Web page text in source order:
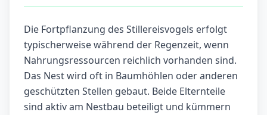
Die Fortpflanzung des Stillereisvogels erfolgt
typischerweise während der Regenzeit, wenn
Nahrungsressourcen reichlich vorhanden sind.
Das Nest wird oft in Baumhöhlen oder anderen
geschützten Stellen gebaut. Beide Elternteile
sind aktiv am Nestbau beteiligt und kümmern